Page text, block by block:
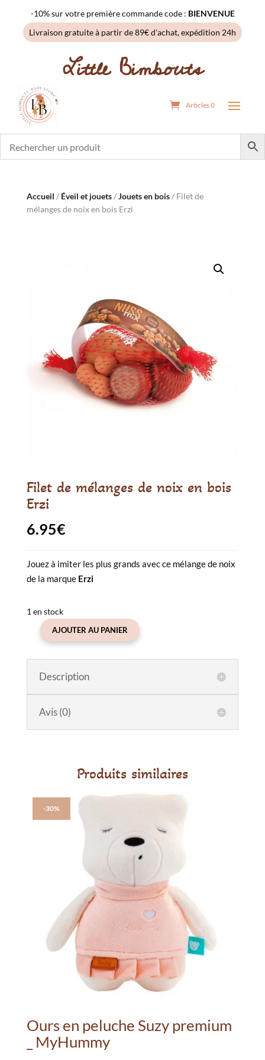
-10% sur votre première commande code : BIENVENUE
Livraison gratuite à partir de 89€ d'achat, expédition 24h
Little Bimbouts
Articles 0
Accueil / Éveil et jouets/Jouets en bois/ Filet de
mélanges de noix en bois Erzi
Filet de mélanges de noix en bois
Erzi
6.95€
Jouez à imiter les plus grands avec ce mélange de noix
de la marque Erzi
1 en stock
quantité
mélanges
AJOUTER AU PANIER
Description
Avis (0)
Produits similaires
-30%
Ours en peluche Suzy premium
_ MyHummy